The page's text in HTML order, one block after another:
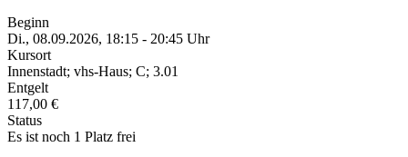
Beginn
Di., 08.09.2026, 18:15 - 20:45 Uhr
Kursort
Innenstadt; vhs-Haus; C; 3.01
Entgelt
117,00 €
Status
Es ist noch 1 Platz frei